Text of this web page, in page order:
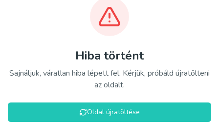
Hiba történt
Sajnáljuk, váratlan hiba lépett fel. Kérjük, próbáld újratölteni
az oldalt.
Oldal újratöltése